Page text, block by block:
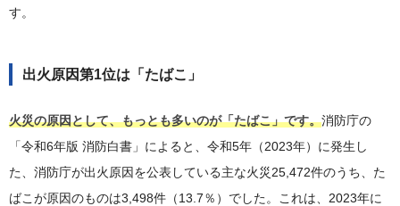
す。
出火原因第1位は「たばこ」
火災の原因として、もっとも多いのが「たばこ」です。消防庁の
「令和6年版 消防白書」によると、令和5年（2023年）に発生し
た、消防庁が出火原因を公表している主な火災25,472件のうち、た
ばこが原因のものは3,498件（13.7％）でした。これは、2023年に